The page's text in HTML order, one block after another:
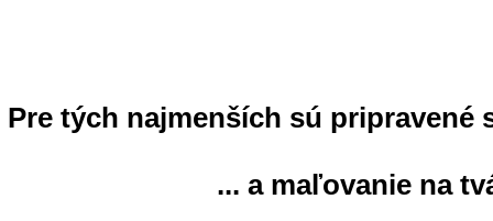
Pre tých najmenších sú pripravené
... a maľovanie na